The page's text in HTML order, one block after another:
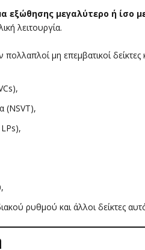
εξώθησης μεγαλύτερο ή ίσο
λειτουργία.
μη επεμβατικοί
(NSVT),
ρυθμού και άλλοι δείκτες